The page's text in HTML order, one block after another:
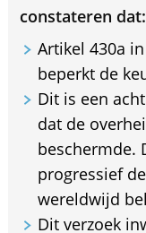
constateren dat:
Artikel 430a
beperkt de
Dit is een
dat de
beschermde.
progressief
wereldwijd
Dit verzoek